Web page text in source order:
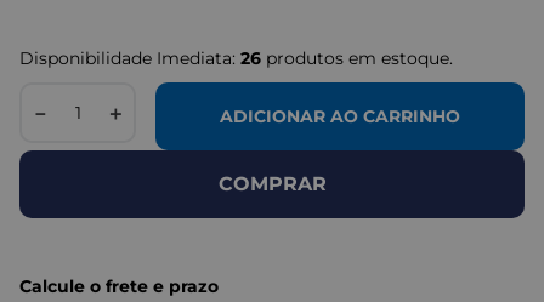
Disponibilidade Imediata: 26 produtos em estoque.
＋
－ ADICIONAR AO CARRINHO
COMPRAR